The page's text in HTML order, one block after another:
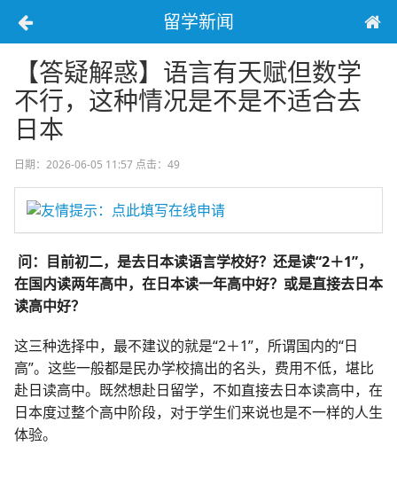
留学新闻
【答疑解惑】语言有天赋但数学
不行，这种情况是不是不适合去
日本
日期：2026-06-05 11:57 点击：49
友情提示：点此填写在线申请
问：目前初二，是去日本读语言学校好？还是读“2＋1”，
在国内读两年高中，在日本读一年高中好？或是直接去日本
读高中好？
这三种选择中，最不建议的就是“2＋1”，所谓国内的“日
高”。这些一般都是民办学校搞出的名头，费用不低，堪比
赴日读高中。既然想赴日留学，不如直接去日本读高中，在
日本度过整个高中阶段，对于学生们来说也是不一样的人生
体验。